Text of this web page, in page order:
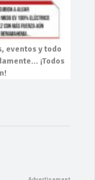
eventosy todo
¡Todos